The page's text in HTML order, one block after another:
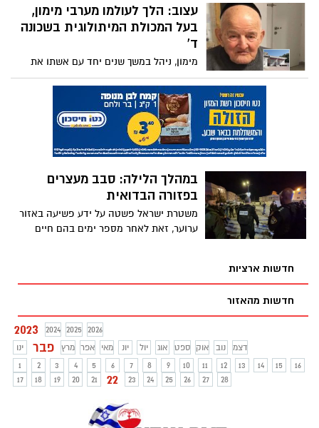
ועבודה, בני הנוער מועסקים בשכר ומן המניין
וזוכים להכשרה מעשית, בליווי חונכים שמקצה
המפעל, בהתאם למגמות הלימוד של
התלמידים
עצוב: הלך לעולמו מערבי מימון,
בעל המכולת המיתולוגית בשכונה
ד'
מימון, ניהל במשך שנים יחד עם אשתו את
המכולת השכונתית אל מול פארק המכתש.
השבוע, ילדיו ומשפחתו ספדו לו: "הייתם
עבורנו מגדלור של חסד"
במהלך הלילה: סבב מעצרים
בפזורה הבדואית
משטרת ישראל פשטה על ידע פשיעה באזור
ערוער, זאת לאחר מספר ימים בהם חיים
חדשות ארציות
חדשות מהאזור
2023 2024 2025
2026
ינו
פבר מרץ אפר מאי יונ יול אוג ספט אוק נוב
דצמ
1
2 3 4 5 6 7 8 9 10 11 12 13 14 15
16
17
18 19 20 21 22 23 24 25 26 27 28